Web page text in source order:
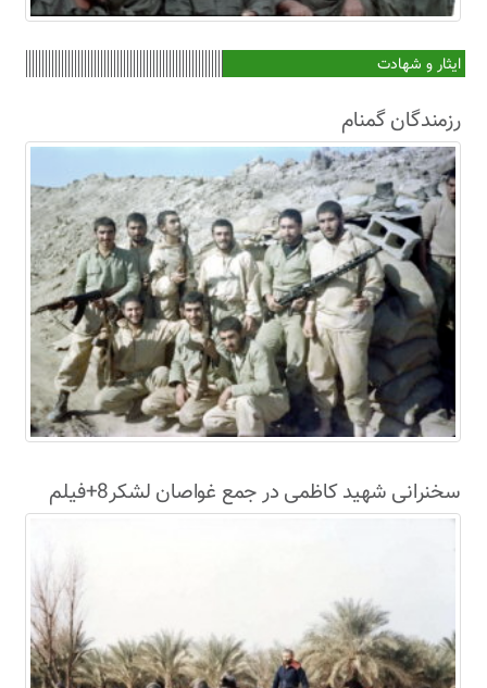
ایثار و شهادت
رزمندگان گمنام
سخنرانی شهید کاظمی در جمع غواصان لشکر8+فیلم